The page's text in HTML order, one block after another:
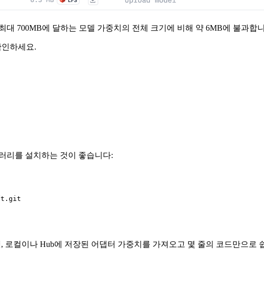
대 700MB에 달하는 모델 가중치의 전체 크기에 비해 약 6MB에 불과합
인하세요.
리를 설치하는 것이 좋습니다:
로컬이나 Hub에 저장된 어댑터 가중치를 가져오고 몇 줄의 코드만으